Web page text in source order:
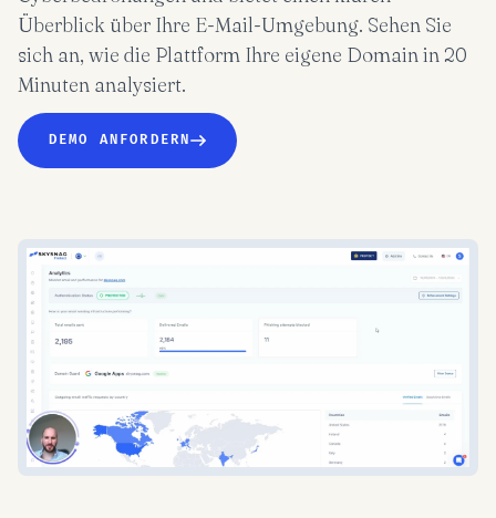
Überblick über Ihre E-Mail-Umgebung. Sehen Sie
sich an, wie die Plattform Ihre eigene Domain in 20
Minuten analysiert.
DEMO ANFORDERN